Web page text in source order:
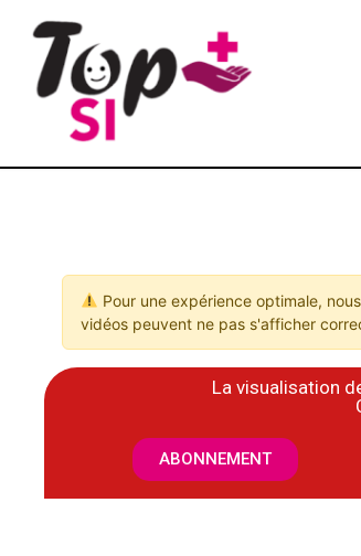
Pour une expérience optimale,
vidéos peuvent ne pas s'afficher
La visualisation
ABONNEMENT